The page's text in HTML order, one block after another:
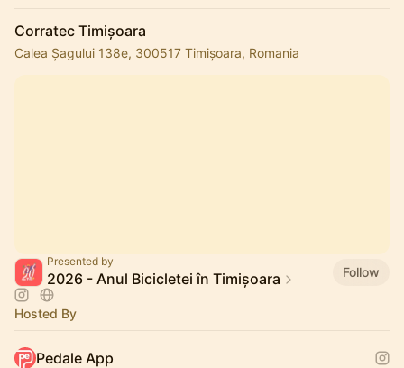
Corratec Timișoara
Calea Șagului 138e, 300517 Timișoara, Romania
Presented by
2026 - Anul Bicicletei în Timișoara Follow
Hosted By
Pedale App